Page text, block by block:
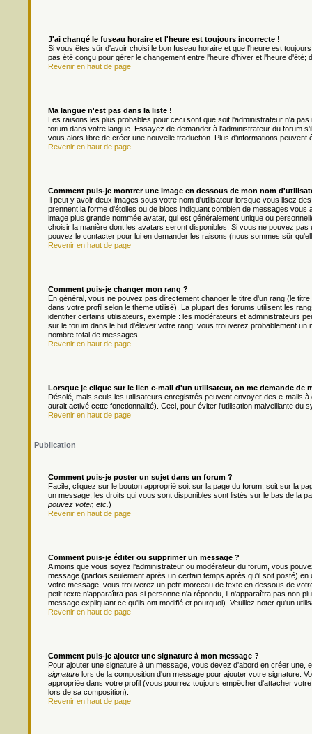
J'ai changé le fuseau horaire et l'heure est toujours incorrecte !
Si vous êtes sûr d'avoir choisi le bon fuseau horaire et que l'heure est
pas été conçu pour gérer le changement entre l'heure d'hiver et l'heure
Revenir en haut de page
Ma langue n'est pas dans la liste !
Les raisons les plus probables pour ceci sont que soit l'administrateur n'a
forum dans votre langue. Essayez de demander à l'administrateur du forum
vous alors libre de créer une nouvelle traduction. Plus d'informations
Revenir en haut de page
Comment puis-je montrer une image en dessous de mon nom
Il peut y avoir deux images sous votre nom d'utilisateur lorsque vous lisez
prennent la forme d'étoiles ou de blocs indiquant combien de messages
image plus grande nommée avatar, qui est généralement unique ou
choisir la manière dont les avatars seront disponibles. Si vous ne pouvez
pouvez le contacter pour lui en demander les raisons (nous sommes sûr
Revenir en haut de page
Comment puis-je changer mon rang ?
En général, vous ne pouvez pas directement changer le titre d'un rang (le
dans votre profil selon le thème utilisé). La plupart des forums utilisent les
identifier certains utilisateurs, exemple : les modérateurs et administrateurs
sur le forum dans le but d'élever votre rang; vous trouverez probablement
nombre total de messages.
Revenir en haut de page
Lorsque je clique sur le lien e-mail d'un utilisateur, on me demande de
Désolé, mais seuls les utilisateurs enregistrés peuvent envoyer des e-mails
aurait activé cette fonctionnalité). Ceci, pour éviter l'utilisation malveillante du
Revenir en haut de page
Publication
Comment puis-je poster un sujet dans un forum ?
Facile, cliquez sur le bouton approprié soit sur la page du forum, soit sur la
un message; les droits qui vous sont disponibles sont listés sur le bas de la
pouvez voter, etc. )
Revenir en haut de page
Comment puis-je éditer ou supprimer un message ?
A moins que vous soyez l'administrateur ou modérateur du forum, vous
message (parfois seulement après un certain temps après qu'il soit posté)
votre message, vous trouverez un petit morceau de texte en dessous de
petit texte n'apparaîtra pas si personne n'a répondu, il n'apparaîtra pas non
message expliquant ce qu'ils ont modifié et pourquoi). Veuillez noter qu'un
Revenir en haut de page
Comment puis-je ajouter une signature à mon message ?
Pour ajouter une signature à un message, vous devez d'abord en créer
signature lors de la composition d'un message pour ajouter votre signature.
appropriée dans votre profil (vous pourrez toujours empêcher d'attacher
lors de sa composition).
Revenir en haut de page